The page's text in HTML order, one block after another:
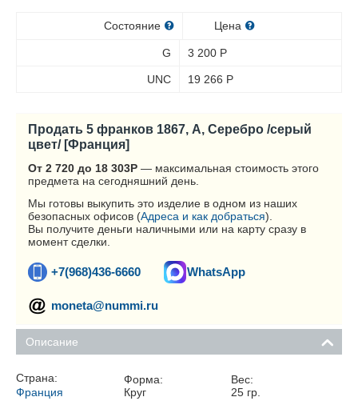
Состояние Цена
G 3 200 Р
UNC 19 266 Р
Продать 5 франков 1867, A, Серебро /серый
цвет/ [Франция]
От 2 720 до 18 303Р — максимальная стоимость этого
предмета на сегодняшний день.
Мы готовы выкупить это изделие в одном из наших
безопасных офисов (Адреса и как добраться).
Вы получите деньги наличными или на карту сразу в
момент сделки.
+7(968)436-6660 WhatsApp
moneta@nummi.ru
Описание
Страна:
Франция
Форма:
Круг
Вес:
25 гр.